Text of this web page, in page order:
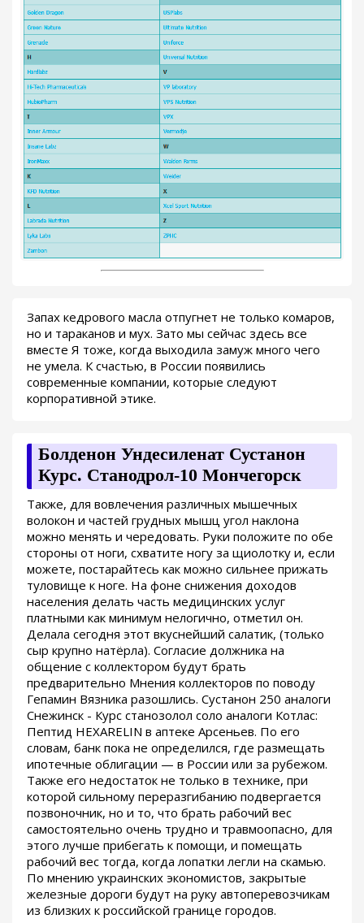
Запах кедрового масла отпугнет не только комаров,
но и тараканов и мух. Зато мы сейчас здесь все
вместе Я тоже, когда выходила замуж много чего
не умела. К счастью, в России появились
современные компании, которые следуют
корпоративной этике.
Болденон Ундесиленат Сустанон
Курс. Станодрол-10 Мончегорск
Также, для вовлечения различных мышечных
волокон и частей грудных мышц угол наклона
можно менять и чередовать. Руки положите по обе
стороны от ноги, схватите ногу за щиолотку и, если
можете, постарайтесь как можно сильнее прижать
туловище к ноге. На фоне снижения доходов
населения делать часть медицинских услуг
платными как минимум нелогично, отметил он.
Делала сегодня этот вкуснейший салатик, (только
сыр крупно натёрла). Согласие должника на
общение с коллектором будут брать
предварительно Мнения коллекторов по поводу
Гепамин Вязника разошлись. Сустанон 250 аналоги
Снежинск - Курс станозолол соло аналоги Котлас:
Пептид HEXARELIN в аптеке Арсеньев. По его
словам, банк пока не определился, где размещать
ипотечные облигации — в России или за рубежом.
Также его недостаток не только в технике, при
которой сильному переразгибанию подвергается
позвоночник, но и то, что брать рабочий вес
самостоятельно очень трудно и травмоопасно, для
этого лучше прибегать к помощи, и помещать
рабочий вес тогда, когда лопатки легли на скамью.
По мнению украинских экономистов, закрытые
железные дороги будут на руку автоперевозчикам
из близких к российской границе городов.